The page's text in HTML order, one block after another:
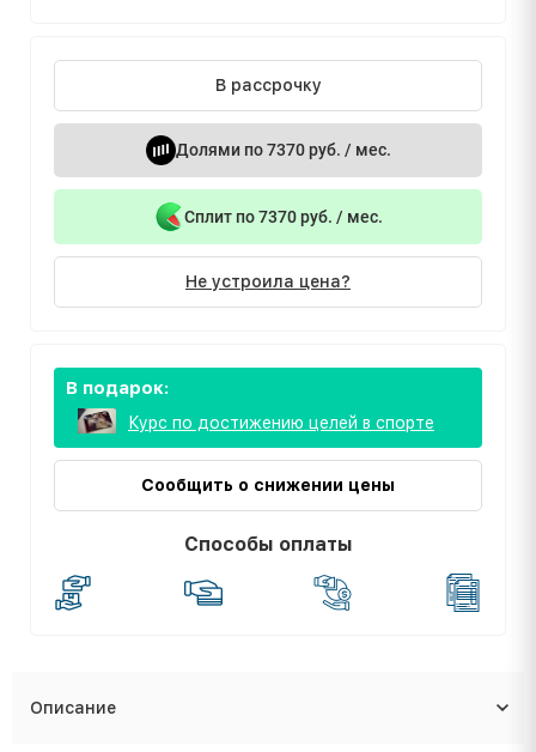
В рассрочку
Долями по 7370 руб. / мес.
Сплит по 7370 руб. / мес.
Не устроила цена?
В подарок:
Курс по достижению целей в спорте
Сообщить о снижении цены
Способы оплаты
Описание